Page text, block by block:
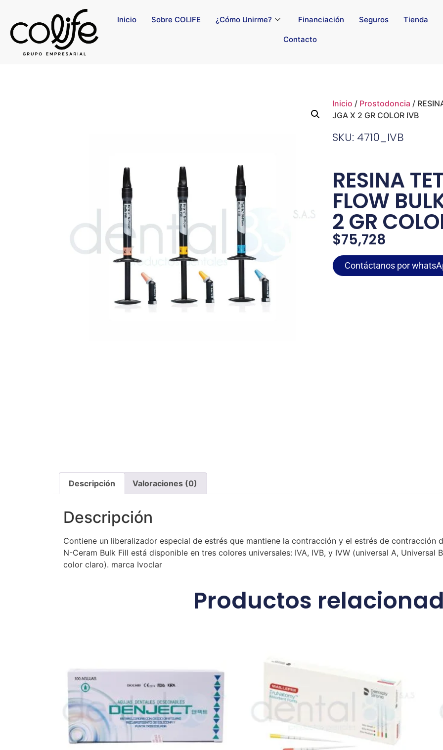
Inicio Sobre COLIFE ¿Cómo Unirme? Financiación Seguros Tienda
Contacto
Inicio / Prostodoncia /
JGA X 2 GR COLOR IVB
SKU: 4710_IVB
RESINA
FLOW
2 GR
$75,728
Contáctanos por
Descripción Valoraciones (0)
Descripción
Contiene un liberalizador especial de estrés que mantiene la contracción y el estrés de contracción
N-Ceram Bulk Fill está disponible en tres colores universales: IVA, IVB, y IVW (universal A,
color claro). marca Ivoclar
Productos